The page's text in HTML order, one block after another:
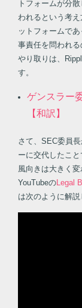
トフォームが分
われるという考
ットフォームで
事責任を問われ
やり取りは、
す。
ゲンスラー
【和訳】
さて、SEC委員
ーに交代したこ
風向きは大きく
YouTubeのLegal
は次のように解説